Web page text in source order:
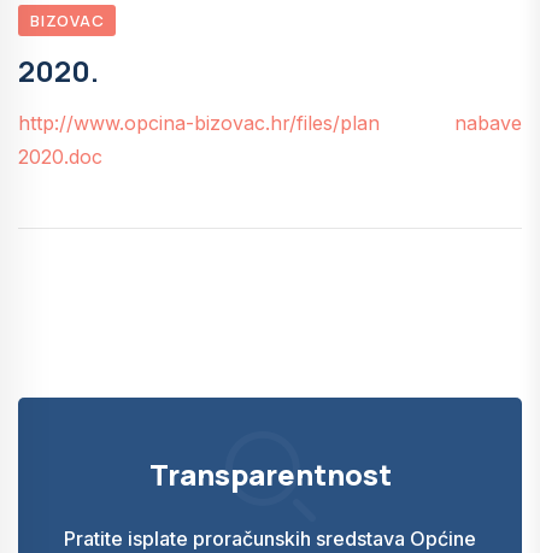
BIZOVAC
2020.
http://www.opcina-bizovac.hr/files/plan nabave
2020.doc
Transparentnost
Pratite isplate proračunskih sredstava Općine